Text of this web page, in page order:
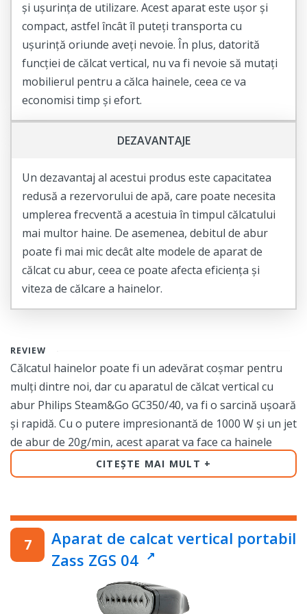
pentru dvs. Achiziționați-l acum și veți putea
experimenta avantajele sale unice de îndată ce îl veți
folosi!
și ușurința de utilizare. Acest aparat este ușor și
compact, astfel încât îl puteți transporta cu
ușurință oriunde aveți nevoie. În plus, datorită
funcției de călcat vertical, nu va fi nevoie să mutați
mobilierul pentru a călca hainele, ceea ce va
economisi timp și efort.
DEZAVANTAJE
Un dezavantaj al acestui produs este capacitatea
redusă a rezervorului de apă, care poate necesita
umplerea frecventă a acestuia în timpul călcatului
mai multor haine. De asemenea, debitul de abur
poate fi mai mic decât alte modele de aparat de
călcat cu abur, ceea ce poate afecta eficiența și
viteza de călcare a hainelor.
REVIEW
Călcatul hainelor poate fi un adevărat coșmar pentru
mulți dintre noi, dar cu aparatul de călcat vertical cu
abur Philips Steam&Go GC350/40, va fi o sarcină ușoară
și rapidă. Cu o putere impresionantă de 1000 W și un jet
de abur de 20g/min, acest aparat va face ca hainele
dumneavoastră să arate perfect într-un timp record.
În plus, aburul emis de aparat va elimina toate cutele și
va înfrumuseța hainele într-un mod delicat, fără a le
deteriora.
Acest aparat de călcat vertical Philips Steam&Go
GC350/40 este ușor și portabil, permițându-vă să-l luați
CITEȘTE MAI MULT
Aparat de calcat vertical portabil
Zass ZGS 04